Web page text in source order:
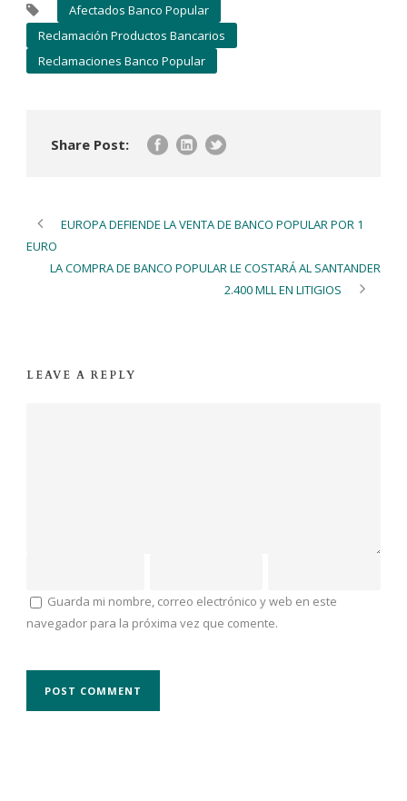
Afectados Banco Popular
Reclamación Productos Bancarios
Reclamaciones Banco Popular
Share Post:
EUROPA DEFIENDE LA VENTA DE BANCO POPULAR POR 1
EURO
LA COMPRA DE BANCO POPULAR LE COSTARÁ AL SANTANDER
2.400 MLL EN LITIGIOS
LEAVE A REPLY
Guarda mi nombre, correo electrónico y web en este
navegador para la próxima vez que comente.